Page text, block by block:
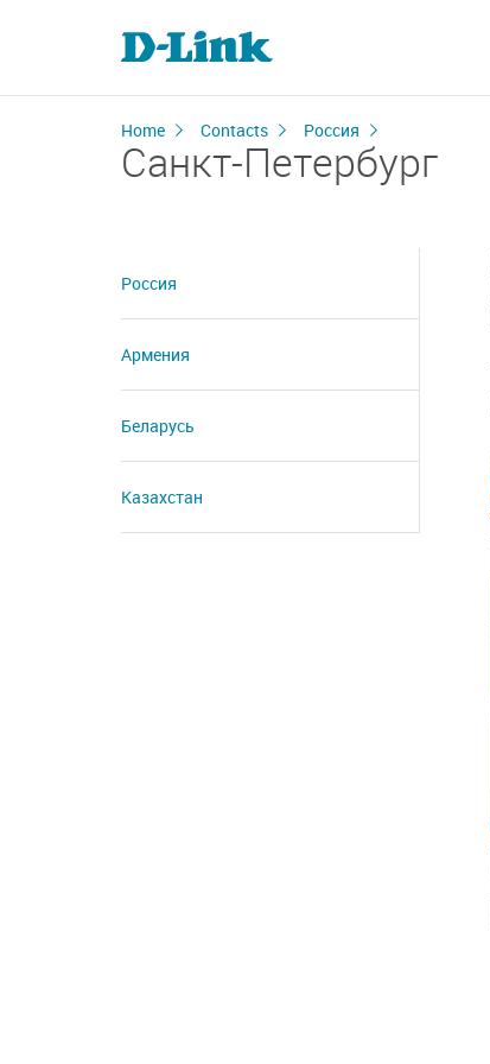
Home Contacts Россия
Санкт-Петербург
Россия
Армения
Беларусь
Казахстан